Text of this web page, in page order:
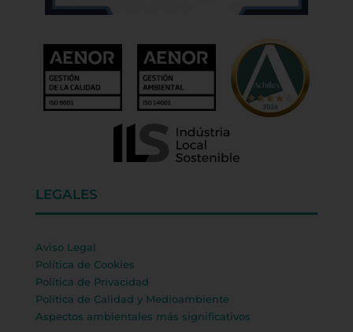
LEGALES
Aviso Legal
Política de Cookies
Política de Privacidad
Política de Calidad y Medioambiente
Aspectos ambientales más significativos